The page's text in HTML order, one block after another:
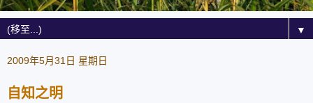
▼
2009年5月31日 星期日
自知之明